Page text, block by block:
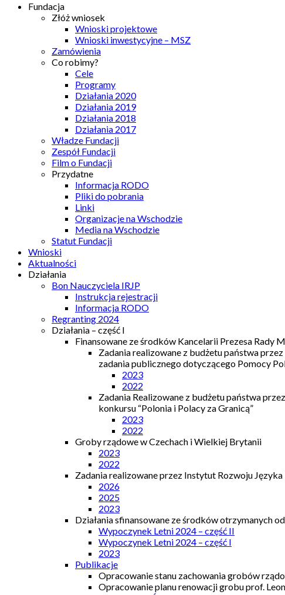
Fundacja
Złóż wniosek
Wnioski projektowe
Wnioski inwestycyjne – MSZ
Zamówienia
Co robimy?
Cele
Programy
Działania 2020
Działania 2019
Działania 2018
Działania 2017
Władze Fundacji
Zespół Fundacji
Film o Fundacji
Przydatne
Informacja RODO
Pliki do pobrania
Linki
Organizacje na Wschodzie
Media na Wschodzie
Statut Fundacji
Wnioski
Aktualności
Działania
Bon Nauczyciela IRJP
Instrukcja rejestracji
Informacja RODO
Regranting 2024
Działania – część I
Finansowane ze środków Kancelarii Prezesa Rady
Zadania realizowane z budżetu państwa
zadania publicznego dotyczącego Pomocy
2023
2022
Zadania Realizowane z budżetu państwa
konkursu “Polonia i Polacy za Granicą”
2023
2022
Groby rządowe w Czechach i Wielkiej Brytanii
2023
2022
Zadania realizowane przez Instytut Rozwoju
2026
2025
2023
Działania sfinansowane ze środków otrzymanych
Wypoczynek Letni 2024 – część II
Wypoczynek Letni 2024 – część I
2023
Publikacje
Opracowanie stanu zachowania grobów
Opracowanie planu renowacji grobu prof.